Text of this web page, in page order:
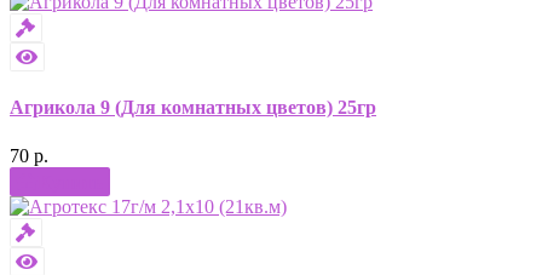
Агрикола 9 (Для комнатных цветов) 25гр
70 р.